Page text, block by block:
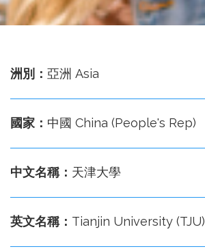
洲別： 亞洲 Asia
國家： 中國 China (People's Rep)
中文名稱： 天津大學
英文名稱： Tianjin University (TJU)